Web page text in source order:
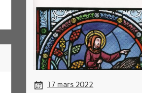
17 mars 2022